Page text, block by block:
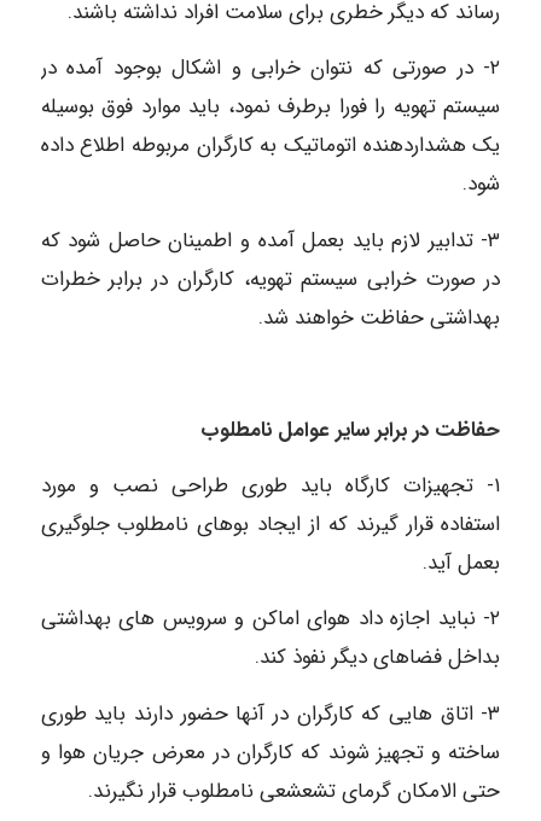
رساند که دیگر خطری برای سلامت افراد نداشته باشند.
۲- در صورتی که نتوان خرابی و اشکال بوجود آمده در
سیستم تهویه را فورا برطرف نمود، باید موارد فوق بوسیله
یک هشداردهنده اتوماتیک به کارگران مربوطه اطلاع داده
شود.
٣- تدابیر لازم باید بعمل آمده و اطمینان حاصل شود که
در صورت خرابی سیستم تهویه، کارگران در برابر خطرات
بهداشتی حفاظت خواهند شد.
حفاظت در برابر سایر عوامل نامطلوب
١- تجهیزات کارگاه باید طوری طراحی نصب و مورد
استفاده قرار گیرند که از ایجاد بوهای نامطلوب جلوگیری
بعمل آید.
۲- نباید اجازه داد هوای اماکن و سرویس های بهداشتی
بداخل فضاهای دیگر نفوذ کند.
٣- اتاق هایی که کارگران در آنها حضور دارند باید طوری
ساخته و تجهیز شوند که کارگران در معرض جریان هوا و
حتی الامکان گرمای تشعشعی نامطلوب قرار نگیرند.